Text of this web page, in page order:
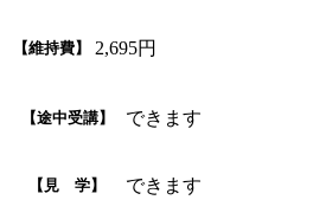
【維持費】 2,695円
【途中受講】 できます
【見 学】 できます